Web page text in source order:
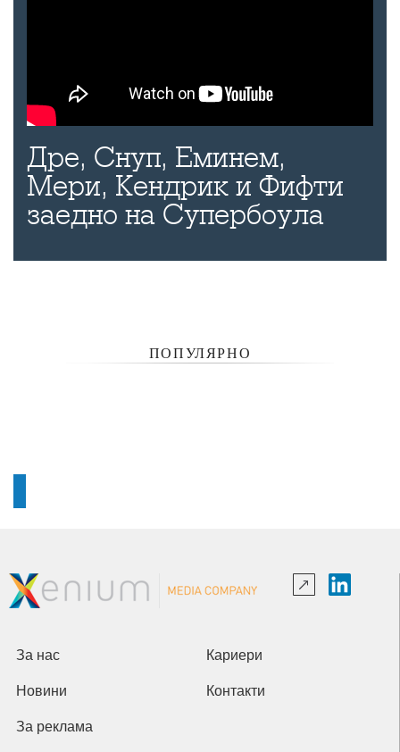
Дре, Снуп, Еминем,
Мери, Кендрик и Фифти
заедно на Супербоула
ПОПУЛЯРНО
За нас Кариери
Новини Контакти
За реклама